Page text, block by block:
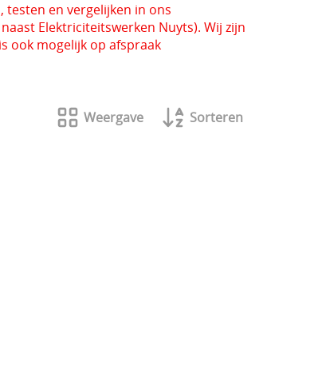
testen en vergelijken in ons
Elektriciteitswerken Nuyts). Wij zijn
ook mogelijk op afspraak
Weergave Sorteren